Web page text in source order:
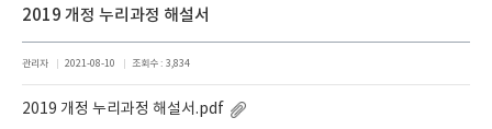
2019 개정 누리과정 해설서
관리자 2021-08-10 조회수 : 3,834
2019 개정 누리과정 해설서.pdf